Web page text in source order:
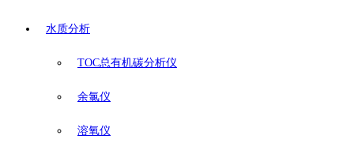
水质分析
TOC总有机碳分析仪
余氯仪
溶氧仪